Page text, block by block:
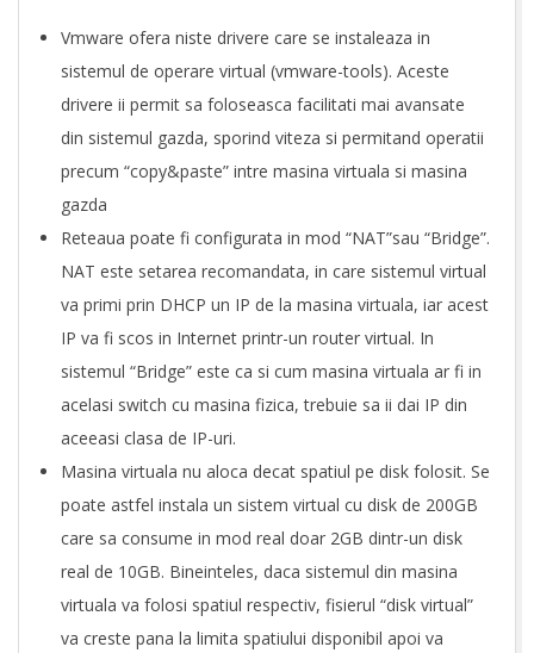
Vmware ofera niste drivere care se instaleaza in
sistemul de operare virtual (vmware-tools). Aceste
drivere ii permit sa foloseasca facilitati mai avansate
din sistemul gazda, sporind viteza si permitand operatii
precum “copy&paste” intre masina virtuala si masina
gazda
Reteaua poate fi configurata in mod “NAT”sau “Bridge”.
NAT este setarea recomandata, in care sistemul virtual
va primi prin DHCP un IP de la masina virtuala, iar acest
IP va fi scos in Internet printr-un router virtual. In
sistemul “Bridge” este ca si cum masina virtuala ar fi in
acelasi switch cu masina fizica, trebuie sa ii dai IP din
aceeasi clasa de IP-uri.
Masina virtuala nu aloca decat spatiul pe disk folosit. Se
poate astfel instala un sistem virtual cu disk de 200GB
care sa consume in mod real doar 2GB dintr-un disk
real de 10GB. Bineinteles, daca sistemul din masina
virtuala va folosi spatiul respectiv, fisierul “disk virtual”
va creste pana la limita spatiului disponibil apoi va